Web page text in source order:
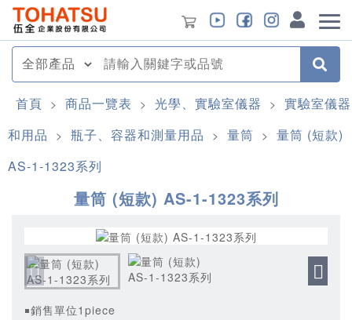
首頁 > 商品一覽表 > 光學、實驗室儀器 > 實驗室儀器
和用品
> 瓶子、容器和測量用品 > 量筒 > 量筒 (短款)
AS-1-1323系列
量筒 (短款) AS-1-1323系列
￭銷售單位1piece